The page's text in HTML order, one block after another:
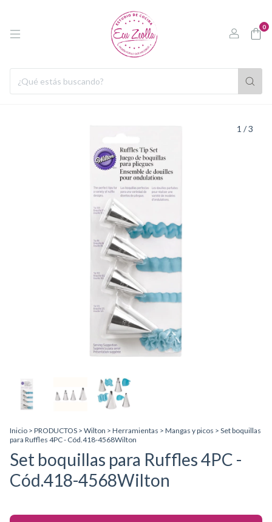
0
1 /3
Inicio > PRODUCTOS > Wilton > Herramientas > Mangas y picos > Set boquillas
para Ruffles 4PC - Cód.418-4568Wilton
Set boquillas para Ruffles 4PC -
Cód.418-4568Wilton